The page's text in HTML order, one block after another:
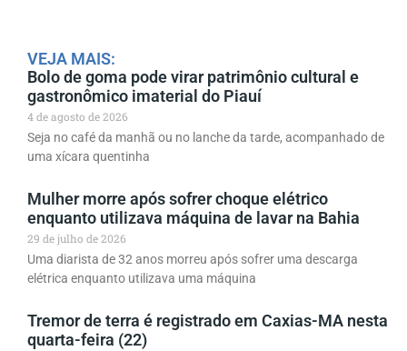
VEJA MAIS:
Bolo de goma pode virar patrimônio cultural e
gastronômico imaterial do Piauí
4 de agosto de 2026
Seja no café da manhã ou no lanche da tarde, acompanhado de
uma xícara quentinha
Mulher morre após sofrer choque elétrico
enquanto utilizava máquina de lavar na Bahia
29 de julho de 2026
Uma diarista de 32 anos morreu após sofrer uma descarga
elétrica enquanto utilizava uma máquina
Tremor de terra é registrado em Caxias-MA nesta
quarta-feira (22)